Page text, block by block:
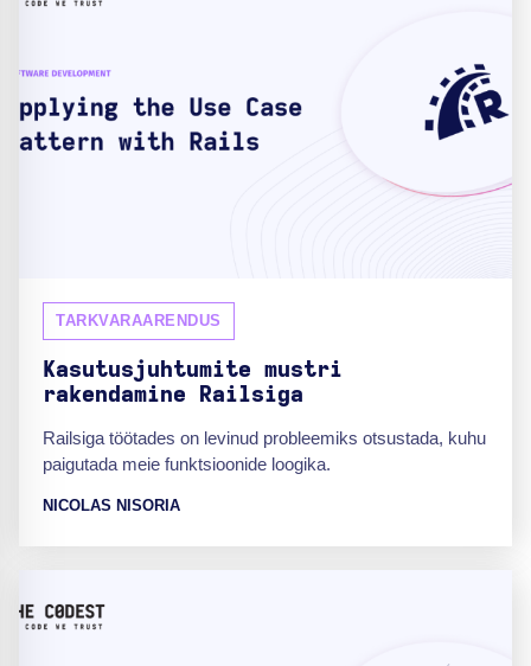
TARKVARAARENDUS
Kasutusjuhtumite mustri
rakendamine Railsiga
Railsiga töötades on levinud probleemiks otsustada, kuhu
paigutada meie funktsioonide loogika.
NICOLAS NISORIA